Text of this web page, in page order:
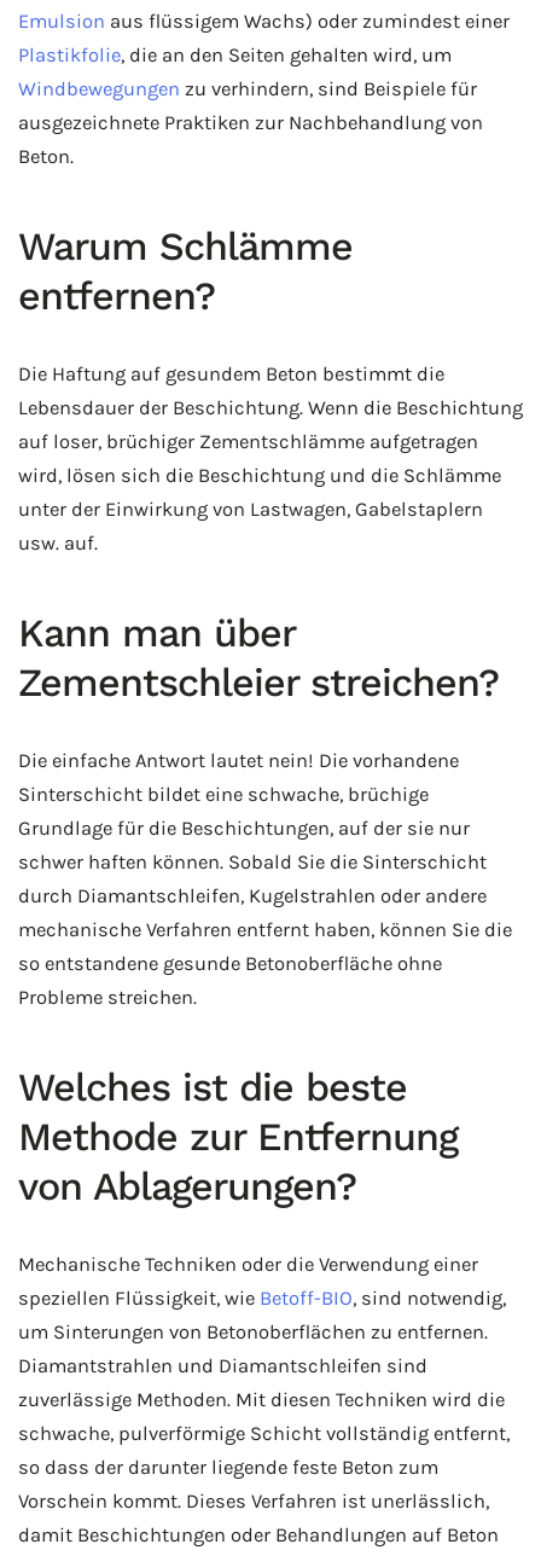
Emulsion aus flüssigem Wachs) oder zumindest einer
Plastikfolie, die an den Seiten gehalten wird, um
Windbewegungen zu verhindern, sind Beispiele für
ausgezeichnete Praktiken zur Nachbehandlung von
Beton.
Warum Schlämme
entfernen?
Die Haftung auf gesundem Beton bestimmt die
Lebensdauer der Beschichtung. Wenn die Beschichtung
auf loser, brüchiger Zementschlämme aufgetragen
wird, lösen sich die Beschichtung und die Schlämme
unter der Einwirkung von Lastwagen, Gabelstaplern
usw. auf.
Kann man über
Zementschleier streichen?
Die einfache Antwort lautet nein! Die vorhandene
Sinterschicht bildet eine schwache, brüchige
Grundlage für die Beschichtungen, auf der sie nur
schwer haften können. Sobald Sie die Sinterschicht
durch Diamantschleifen, Kugelstrahlen oder andere
mechanische Verfahren entfernt haben, können Sie die
so entstandene gesunde Betonoberfläche ohne
Probleme streichen.
Welches ist die beste
Methode zur Entfernung
von Ablagerungen?
Mechanische Techniken oder die Verwendung einer
speziellen Flüssigkeit, wie Betoff-BIO, sind notwendig,
um Sinterungen von Betonoberflächen zu entfernen.
Diamantstrahlen und Diamantschleifen sind
zuverlässige Methoden. Mit diesen Techniken wird die
schwache, pulverförmige Schicht vollständig entfernt,
so dass der darunter liegende feste Beton zum
Vorschein kommt. Dieses Verfahren ist unerlässlich,
damit Beschichtungen oder Behandlungen auf Beton